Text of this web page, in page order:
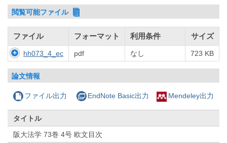
閲覧可能ファイル
ファイル フォーマット 利用条件 サイズ
hh073_4_ec pdf なし 723 KB
論文情報
ファイル出力 EndNote Basic出力 Mendeley出力
タイトル
阪大法学 73巻 4号 欧文目次